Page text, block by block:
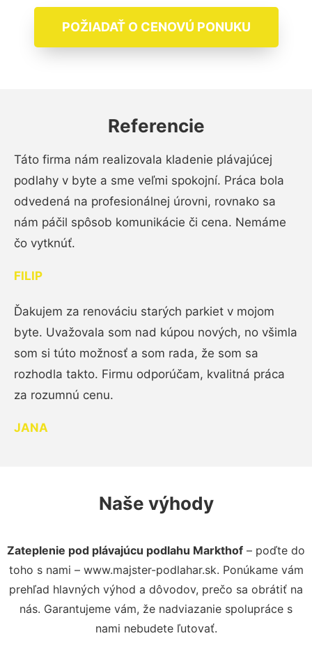
POŽIADAŤ O CENOVÚ PONUKU
Referencie
Táto firma nám realizovala kladenie plávajúcej
podlahy v byte a sme veľmi spokojní. Práca bola
odvedená na profesionálnej úrovni, rovnako sa
nám páčil spôsob komunikácie či cena. Nemáme
čo vytknúť.
FILIP
Ďakujem za renováciu starých parkiet v mojom
byte. Uvažovala som nad kúpou nových, no všimla
som si túto možnosť a som rada, že som sa
rozhodla takto. Firmu odporúčam, kvalitná práca
za rozumnú cenu.
JANA
Naše výhody
Zateplenie pod plávajúcu podlahu Markthof – poďte do
toho s nami – www.majster-podlahar.sk. Ponúkame vám
prehľad hlavných výhod a dôvodov, prečo sa obrátiť na
nás. Garantujeme vám, že nadviazanie spolupráce s
nami nebudete ľutovať.